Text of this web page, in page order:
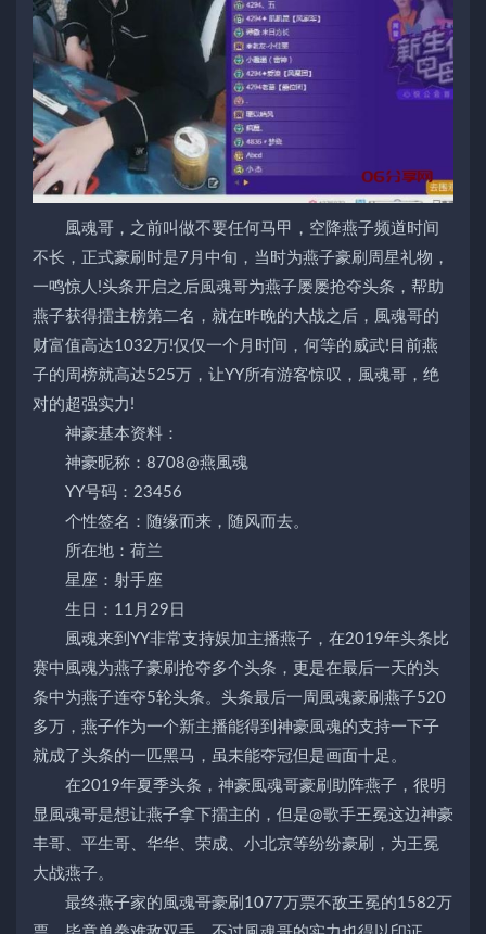
風魂哥，之前叫做不要任何马甲，空降燕子频道时间
不长，正式豪刷时是7月中旬，当时为燕子豪刷周星礼物，
一鸣惊人!头条开启之后風魂哥为燕子屡屡抢夺头条，帮助
燕子获得擂主榜第二名，就在昨晚的大战之后，風魂哥的
财富值高达1032万!仅仅一个月时间，何等的威武!目前燕
子的周榜就高达525万，让YY所有游客惊叹，風魂哥，绝
对的超强实力!
神豪基本资料：
神豪昵称：8708@燕風魂
YY号码：23456
个性签名：随缘而来，随风而去。
所在地：荷兰
星座：射手座
生日：11月29日
風魂来到YY非常支持娱加主播燕子，在2019年头条比
赛中風魂为燕子豪刷抢夺多个头条，更是在最后一天的头
条中为燕子连夺5轮头条。头条最后一周風魂豪刷燕子520
多万，燕子作为一个新主播能得到神豪風魂的支持一下子
就成了头条的一匹黑马，虽未能夺冠但是画面十足。
在2019年夏季头条，神豪風魂哥豪刷助阵燕子，很明
显風魂哥是想让燕子拿下擂主的，但是@歌手王冕这边神豪
丰哥、平生哥、华华、荣成、小北京等纷纷豪刷，为王冕
大战燕子。
最终燕子家的風魂哥豪刷1077万票不敌王冕的1582万